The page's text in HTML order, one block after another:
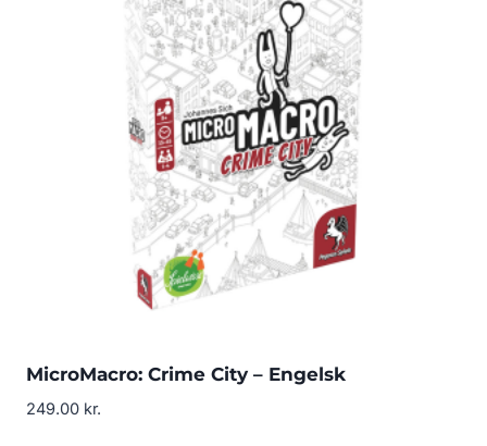
MicroMacro: Crime City – Engelsk
249.00 kr.